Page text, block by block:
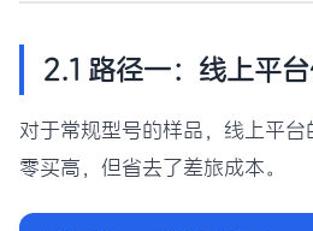
2.1 路径一：线上平
对于常规型号的样品，线上平
零买高，但省去了差旅成本。